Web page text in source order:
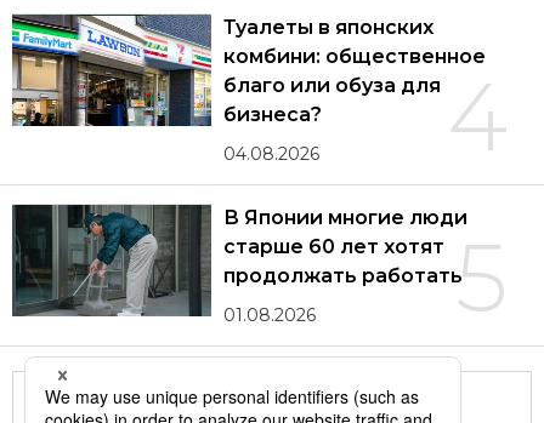
4
Туалеты в японских
комбини: общественное
благо или обуза для
бизнеса?
04.08.2026
5
В Японии многие люди
старше 60 лет хотят
продолжать работать
01.08.2026
Другие статьи по теме